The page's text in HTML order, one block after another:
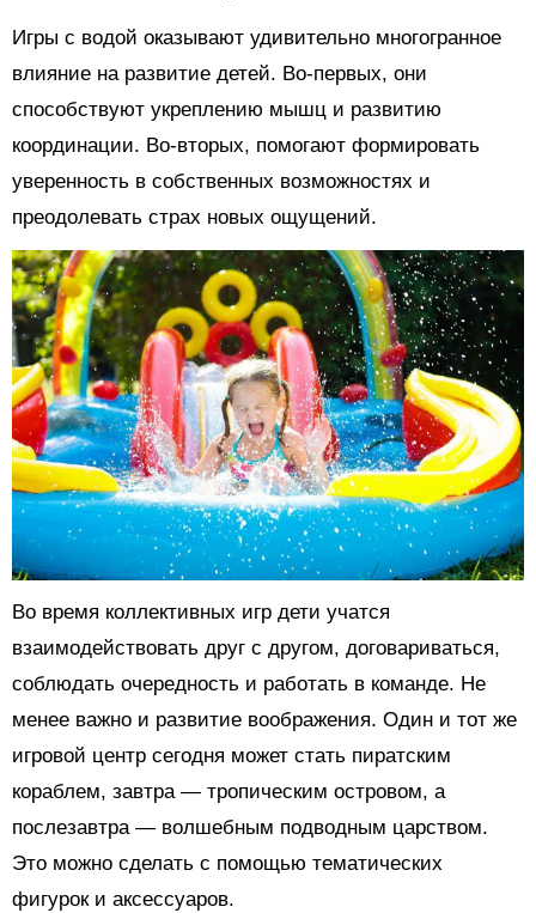
Игры с водой оказывают удивительно многогранное
влияние на развитие детей. Во-первых, они
способствуют укреплению мышц и развитию
координации. Во-вторых, помогают формировать
уверенность в собственных возможностях и
преодолевать страх новых ощущений.
Во время коллективных игр дети учатся
взаимодействовать друг с другом, договариваться,
соблюдать очередность и работать в команде. Не
менее важно и развитие воображения. Один и тот же
игровой центр сегодня может стать пиратским
кораблем, завтра — тропическим островом, а
послезавтра — волшебным подводным царством.
Это можно сделать с помощью тематических
фигурок и аксессуаров.